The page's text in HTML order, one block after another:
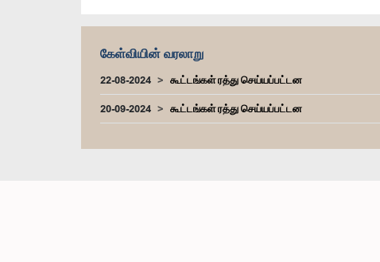
கேள்வியின் வரலாறு
22-08-2024
கூட்டங்கள் ரத்து செய்யப்பட்டன
20-09-2024
கூட்டங்கள் ரத்து செய்யப்பட்டன